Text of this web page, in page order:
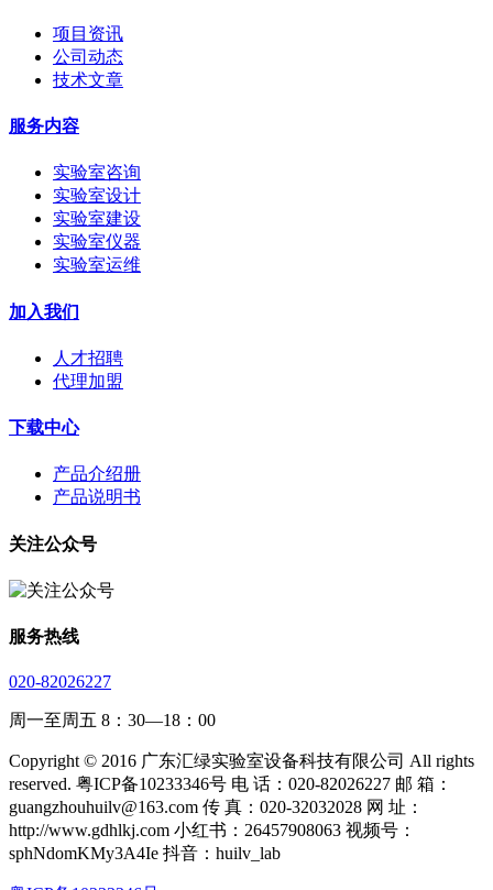
项目资讯
公司动态
技术文章
服务内容
实验室咨询
实验室设计
实验室建设
实验室仪器
实验室运维
加入我们
人才招聘
代理加盟
下载中心
产品介绍册
产品说明书
关注公众号
服务热线
020-82026227
周一至周五 8：30—18：00
Copyright © 2016 广东汇绿实验室设备科技有限公司 All rights
reserved. 粤ICP备10233346号 电 话：020-82026227 邮 箱：
guangzhouhuilv@163.com 传 真：020-32032028 网 址：
http://www.gdhlkj.com 小红书：26457908063 视频号：
sphNdomKMy3A4Ie 抖音：huilv_lab